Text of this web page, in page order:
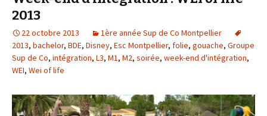
2013
22 octobre 2013
1ère année Sup de Co Montpellier
2013, bachelor, BDE, Disney, Esc Montpellier, folie, gouache, Groupe
Sup de Co, intégration, L3, M1, M2, soirée, week-end d'intégration,
WEI, Wei of life